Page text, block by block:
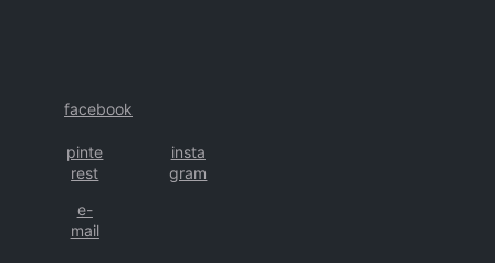
facebook
pinte
rest
insta
gram
e-
mail